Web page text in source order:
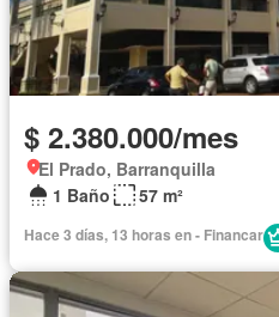
$ 2.380.000/mes
El Prado, Barranquilla
1 Baño
57 m²
Hace 3 días, 13 horas en - Financar